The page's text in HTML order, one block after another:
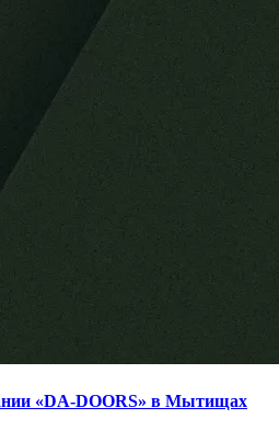
«DA-DOORS» в Мытищах